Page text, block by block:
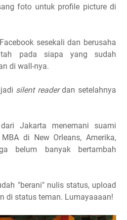
foto untuk profile picture di
sesekali dan berusaha
pada siapa yang sudah
di wall-nya.
silent readerdan setelahnya
Jakarta menemani suami
di New Orleans, Amerika,
belum banyak bertambah
"berani" nulis status, upload
di status teman. Lumayaaaan!